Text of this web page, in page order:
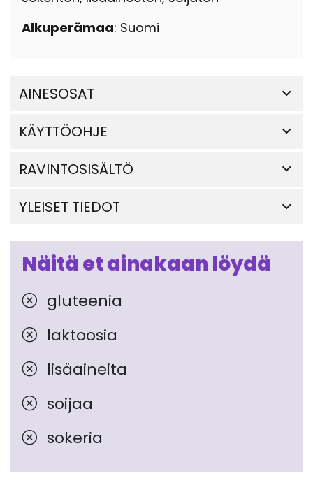
Alkuperämaa: Suomi
AINESOSAT
KÄYTTÖOHJE
RAVINTOSISÄLTÖ
YLEISET TIEDOT
Näitä et ainakaan löydä
gluteenia
laktoosia
lisäaineita
soijaa
sokeria